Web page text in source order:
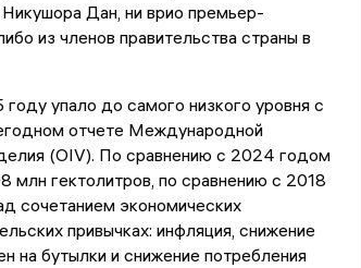
Дан, ни врио премьер-
из членов правительства страны в
упало до самого низкого уровня с
отчете Международной
(OIV). По сравнению с 2024 годом
млн гектолитров, по сравнению с 2018
сочетанием экономических
привычках: инфляция, снижение
на бутылки и снижение потребления